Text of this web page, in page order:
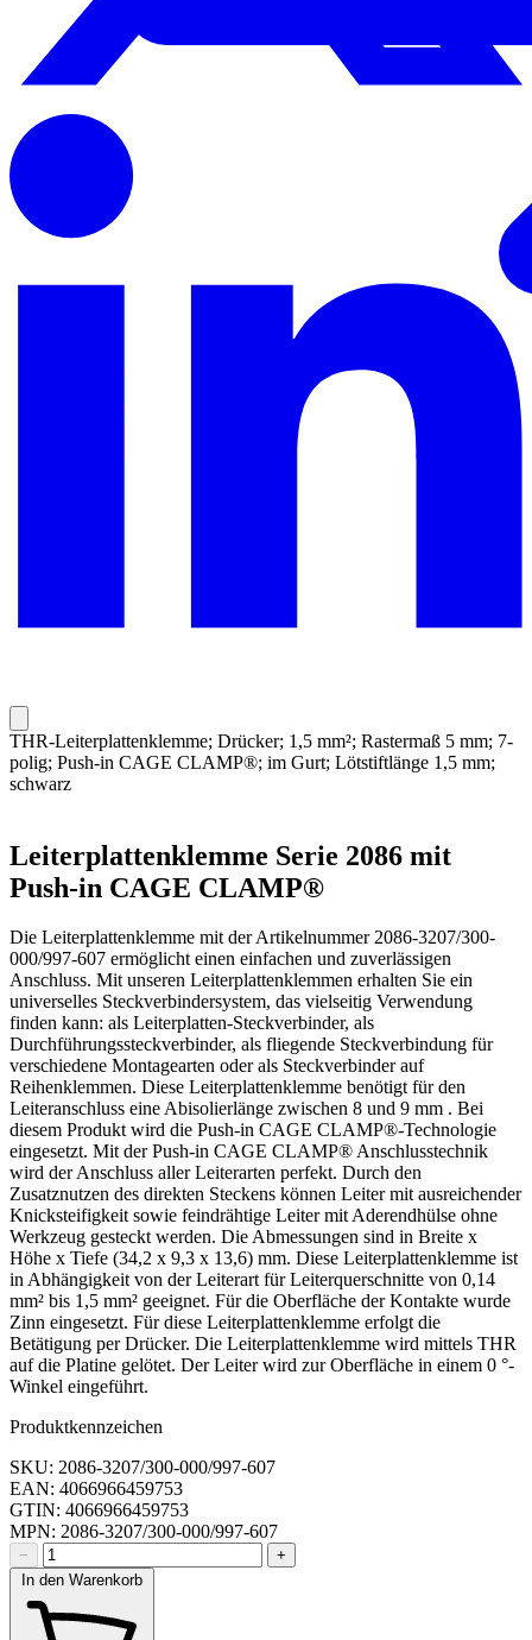
THR-Leiterplattenklemme; Drücker; 1,5 mm²; Rastermaß 5 mm; 7-
polig; Push-in CAGE CLAMP®; im Gurt; Lötstiftlänge 1,5 mm;
schwarz
Leiterplattenklemme Serie 2086 mit
Push-in CAGE CLAMP®
Die Leiterplattenklemme mit der Artikelnummer 2086-3207/300-
000/997-607 ermöglicht einen einfachen und zuverlässigen
Anschluss. Mit unseren Leiterplattenklemmen erhalten Sie ein
universelles Steckverbindersystem, das vielseitig Verwendung
finden kann: als Leiterplatten-Steckverbinder, als
Durchführungssteckverbinder, als fliegende Steckverbindung für
verschiedene Montagearten oder als Steckverbinder auf
Reihenklemmen. Diese Leiterplattenklemme benötigt für den
Leiteranschluss eine Abisolierlänge zwischen 8 und 9 mm . Bei
diesem Produkt wird die Push-in CAGE CLAMP®-Technologie
eingesetzt. Mit der Push-in CAGE CLAMP® Anschlusstechnik
wird der Anschluss aller Leiterarten perfekt. Durch den
Zusatznutzen des direkten Steckens können Leiter mit ausreichender
Knicksteifigkeit sowie feindrähtige Leiter mit Aderendhülse ohne
Werkzeug gesteckt werden. Die Abmessungen sind in Breite x
Höhe x Tiefe (34,2 x 9,3 x 13,6) mm. Diese Leiterplattenklemme ist
in Abhängigkeit von der Leiterart für Leiterquerschnitte von 0,14
mm² bis 1,5 mm² geeignet. Für die Oberfläche der Kontakte wurde
Zinn eingesetzt. Für diese Leiterplattenklemme erfolgt die
Betätigung per Drücker. Die Leiterplattenklemme wird mittels THR
auf die Platine gelötet. Der Leiter wird zur Oberfläche in einem 0 °-
Winkel eingeführt.
Produktkennzeichen
SKU: 2086-3207/300-000/997-607
EAN: 4066966459753
GTIN: 4066966459753
MPN: 2086-3207/300-000/997-607
−
+
In den Warenkorb